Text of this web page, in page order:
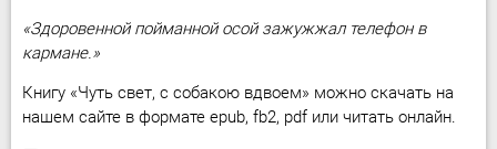
«Здоровенной пойманной осой зажужжал телефон в
кармане.»
Книгу «Чуть свет, с собакою вдвоем» можно скачать на
нашем сайте в формате epub, fb2, pdf или читать онлайн.